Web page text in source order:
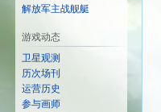
解放军主战舰艇
游戏动态
卫星观测
历次场刊
运营历史
参与画师